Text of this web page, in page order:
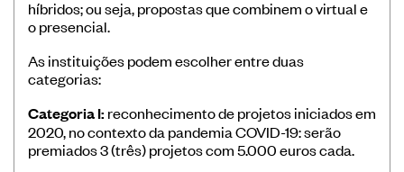
híbridos; ou seja, propostas que combinem o virtual e
o presencial.
As instituições podem escolher entre duas
categorias:
Categoria I: reconhecimento de projetos iniciados em
2020, no contexto da pandemia COVID-19: serão
premiados 3 (três) projetos com 5.000 euros cada.